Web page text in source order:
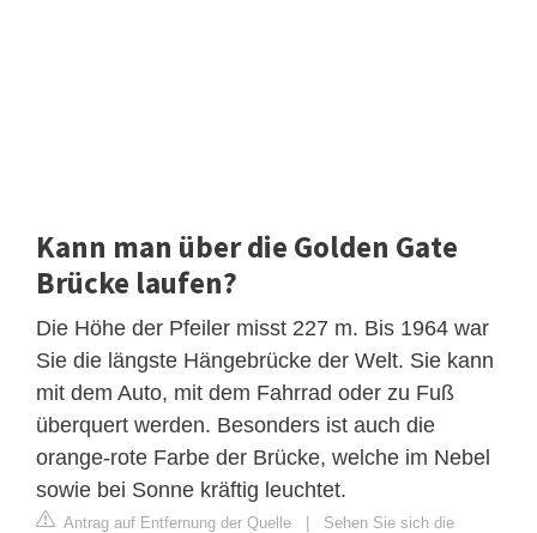
Kann man über die Golden Gate
Brücke laufen?
Die Höhe der Pfeiler misst 227 m. Bis 1964 war
Sie die längste Hängebrücke der Welt. Sie kann
mit dem Auto, mit dem Fahrrad oder zu Fuß
überquert werden. Besonders ist auch die
orange-rote Farbe der Brücke, welche im Nebel
sowie bei Sonne kräftig leuchtet.
Antrag auf Entfernung der Quelle | Sehen Sie sich die